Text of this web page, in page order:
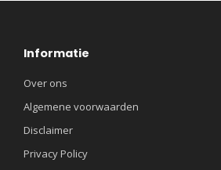
Informatie
Over ons
Algemene voorwaarden
Disclaimer
Privacy Policy